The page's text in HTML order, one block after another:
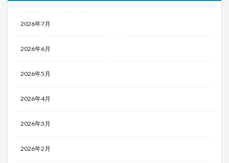
2026年7月
2026年6月
2026年5月
2026年4月
2026年3月
2026年2月